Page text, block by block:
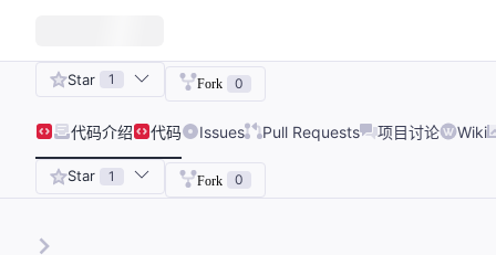
Star 1 Fork 0
代码介绍 代码 Issues Pull Requests 项目讨论 Wiki
Star 1 Fork 0